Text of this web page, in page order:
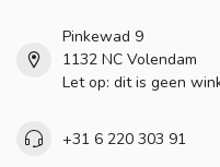
Pinkewad 9
1132 NC Volendam
Let op: dit is geen
+31 6 220 303 91